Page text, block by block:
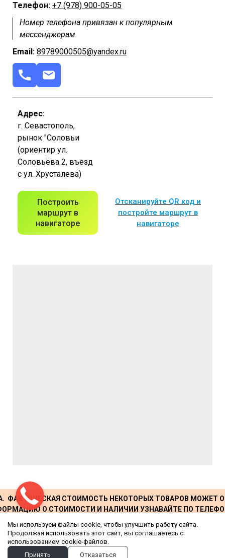
Телефон: +7 (978) 900-05-05
Номер телефона привязан к популярным
мессенджерам.
Email: 89789000505@yandex.ru
Адрес:
г. Севастополь,
рынок "Соловьи
(ориентир ул.
Соловьёва 2, въезд
с ул. Хрусталева)
Построить
маршрут в
навигаторе
Отсканируйте QR код и
постройте маршрут в
навигаторе
ФАКТИЧЕСКАЯ СТОИМОСТЬ НЕКОТОРЫХ ТОВАРОВ МОЖЕТ
О СТОИМОСТИ И НАЛИЧИИ УЗНАВАЙТЕ ПО
© 2026. Все права защищены. Любое копирование и
использование материалов сайта запрещено.
Мы используем файлы cookie, чтобы улучшить работу сайта.
Продолжая использовать этот сайт, вы соглашаетесь с
использованием cookie-файлов.
Отказаться
Принять